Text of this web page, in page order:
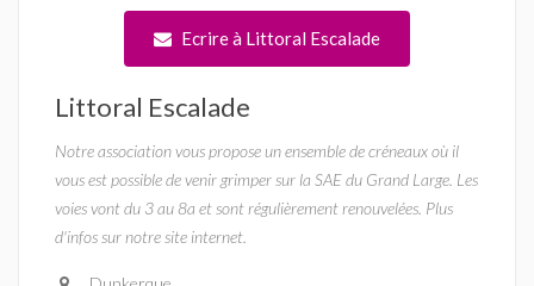
Ecrire à Littoral Escalade
Littoral Escalade
Notre association vous propose un ensemble de créneaux où il
vous est possible de venir grimper sur la SAE du Grand Large. Les
voies vont du 3 au 8a et sont régulièrement renouvelées. Plus
d'infos sur notre site internet.